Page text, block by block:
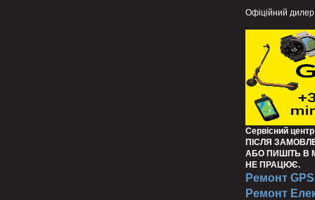
Офіційний дилер
Сервісний
ПІСЛЯ
АБО ПИШІТЬ В
НЕ ПРАЦЮЄ.
Ремонт GPS
Ремонт